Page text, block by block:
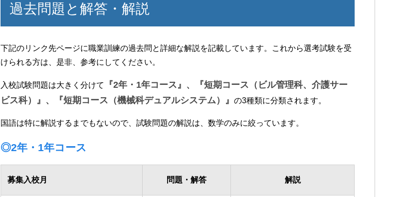
過去問題と解答・解説
下記のリンク先ページに職業訓練の過去問と詳細な解説を記載しています。これから選考試験を受
けられる方は、是非、参考にしてください。
入校試験問題は大きく分けて
『2年・1年コース』、『短期コース（ビル管理科、介護サー
ビス科）』、『短期コース（機械科デュアルシステム）』 の3種類に分類されます。
国語は特に解説するまでもないので、試験問題の解説は、数学のみに絞っています。
◎2年・1年コース
募集入校月 問題・解答 解説